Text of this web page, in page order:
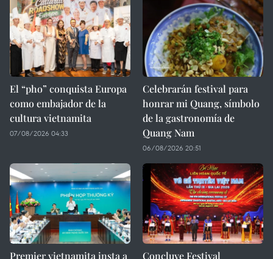
El “pho” conquista Europa
como embajador de la
cultura vietnamita
07/08/2026 04:33
Celebrarán festival para
honrar mi Quang, símbolo
de la gastronomía de
Quang Nam
06/08/2026 20:51
Premier vietnamita insta a
Concluye Festival